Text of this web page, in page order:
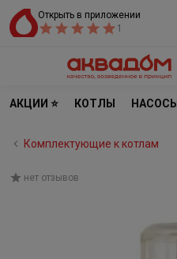
Открыть в приложении
1
АКЦИИ ⭐ КОТЛЫ НАСОСЫ
Комплектующие к котлам
нет отзывов